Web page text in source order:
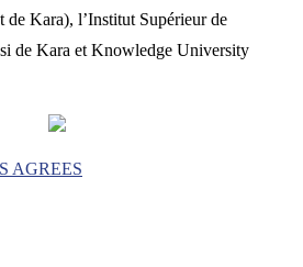
de Kara), l’Institut Supérieur de
de Kara et Knowledge University
AGREES